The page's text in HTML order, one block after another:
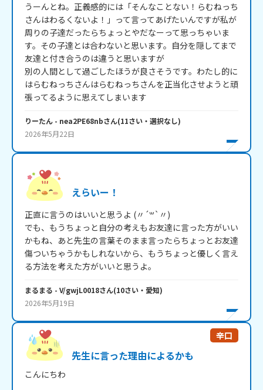
うーんとね。正義感的には「そんなことない！らむねっち
さんはわるくないよ！」って言ってあげたいんですが私が
周りの子達だったらちょっとやだなーって思っちゃいま
す。その子達とは合わないと思います。自分を隠してまで
友達と付き合うのは違うと思いますが
別の人間として過ごしたほうが良さそうです。わたし的に
はらむねっちさんはらむねっちさんを正当化させようと頑
張ってるように思えてしまいます
りーたん - nea2PE68nbさん(11さい・ 選択なし)
2026年5月22日
えらいー！
正直に言うのはいいと思うよ‪ (〃´꒳`〃)
でも、もうちょっと自分の考えもお友達に言った方がいい
かもね、あと先生の言葉そのまま言ったらちょっとお友達
傷ついちゃうかもしれないから、もうちょっと優しく言え
る方法を考えた方がいいと思うよ。
まるまる - V/gwjL0018さん(10さい・ 愛知)
2026年5月19日
辛口
先生に言った理由によるかも
こんにちわ